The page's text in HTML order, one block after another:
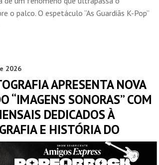
o palco. O espetáculo “As Guardiãs K-Pop”
2026
APRESENTA NOVA
“IMAGENS SONORAS” COM
DEDICADOS À
E HISTÓRIA DO